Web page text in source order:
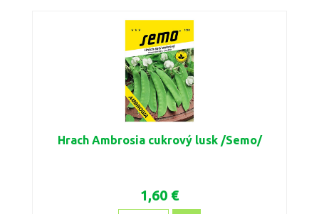
Hrach Ambrosia cukrový lusk /Semo/
1,60 €